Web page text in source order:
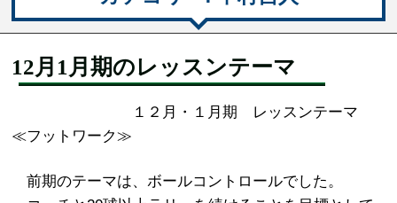
12月1月期のレッスンテーマ
１２月・１月期 レッスンテーマ
≪フットワーク≫
前期のテーマは、ボールコントロールでした。